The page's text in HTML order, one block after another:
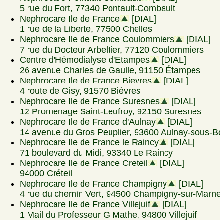
5 rue du Fort, 77340 Pontault-Combault
Nephrocare Ile de France
[DIAL]
1 rue de la Liberte, 77500 Chelles
Nephrocare Ile de France Coulommiers
[DIAL]
7 rue du Docteur Arbeltier, 77120 Coulommiers
Centre d'Hémodialyse d'Etampes
[DIAL]
26 avenue Charles de Gaulle, 91150 Étampes
Nephrocare Ile de France Bievres
[DIAL]
4 route de Gisy, 91570 Bièvres
Nephrocare Ile de France Suresnes
[DIAL]
12 Promenage Saint-Leufroy, 92150 Suresnes
Nephrocare Ile de France d'Aulnay
[DIAL]
14 avenue du Gros Peuplier, 93600 Aulnay-sous-
Nephrocare Ile de France le Raincy
[DIAL]
71 boulevard du Midi, 93340 Le Raincy
Nephrocare Ile de France Creteil
[DIAL]
94000 Créteil
Nephrocare Ile de France Champigny
[DIAL]
4 rue du chemin Vert, 94500 Champigny-sur-
Nephrocare Ile de France Villejuif
[DIAL]
1 Mail du Professeur G Mathe, 94800 Villejuif